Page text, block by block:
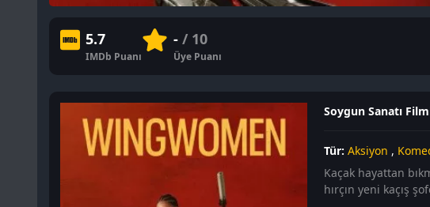
5.7
IMDb Puanı
-/ 10
Üye Puanı
Soygun Sanatı
Tür: Aksiyon ,
Kaçak hayattan
hırçın yeni kaçış